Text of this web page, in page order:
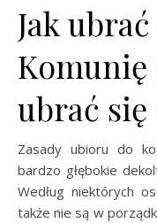
Jak
Komunię
ubrać się
Zasady ubioru do
bardzo głębokie
Według niektórych
także nie są w